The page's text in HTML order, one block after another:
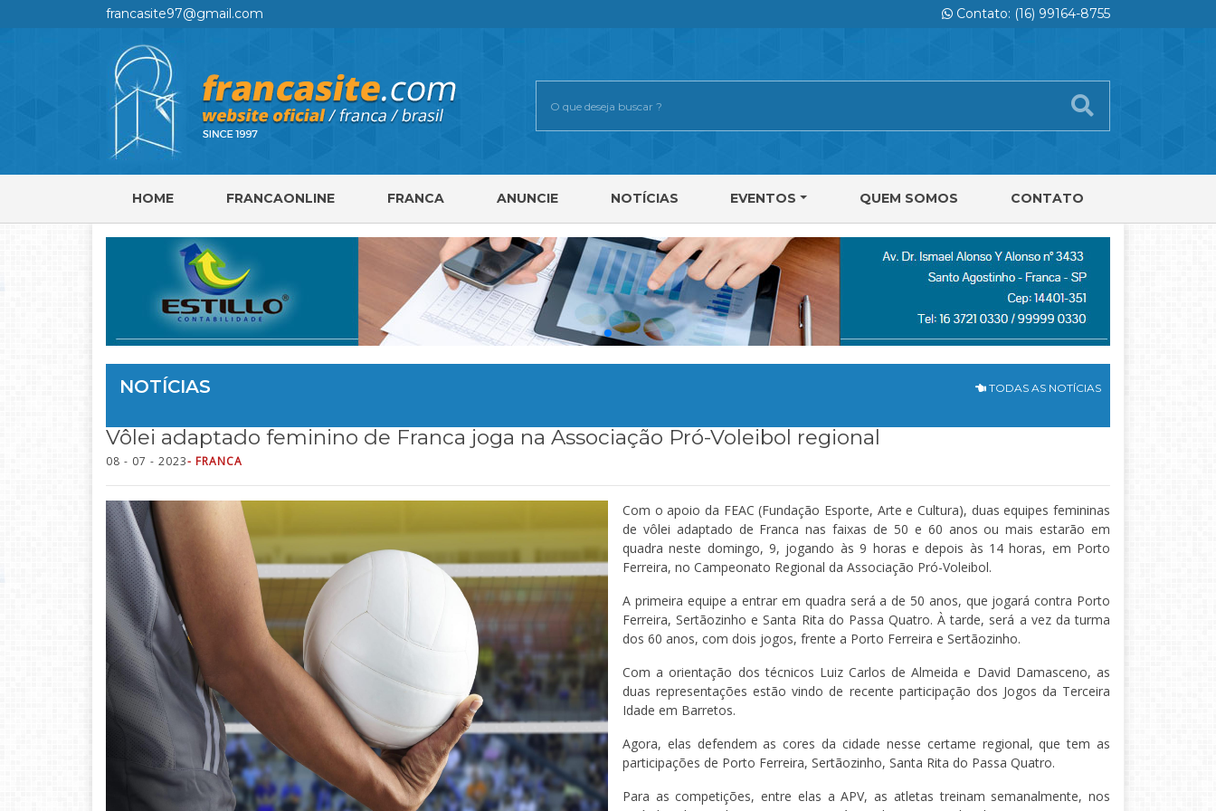
francasite97@gmail.com Contato: (16) 99164-8755
HOME FRANCAONLINE FRANCA ANUNCIE NOTÍCIAS EVENTOS QUEM SOMOS CONTATO
NOTÍCIAS TODAS AS NOTÍCIAS
Vôlei adaptado feminino de Franca joga na Associação Pró-Voleibol regional
08 - 07 - 2023- FRANCA
Com o apoio da FEAC (Fundação Esporte, Arte e Cultura), duas equipes femininas
de vôlei adaptado de Franca nas faixas de 50 e 60 anos ou mais estarão em
quadra neste domingo, 9, jogando às 9 horas e depois às 14 horas, em Porto
Ferreira, no Campeonato Regional da Associação Pró-Voleibol.
A primeira equipe a entrar em quadra será a de 50 anos, que jogará contra Porto
Ferreira, Sertãozinho e Santa Rita do Passa Quatro. À tarde, será a vez da turma
dos 60 anos, com dois jogos, frente a Porto Ferreira e Sertãozinho.
Com a orientação dos técnicos Luiz Carlos de Almeida e David Damasceno, as
duas representações estão vindo de recente participação dos Jogos da Terceira
Idade em Barretos.
Agora, elas defendem as cores da cidade nesse certame regional, que tem as
participações de Porto Ferreira, Sertãozinho, Santa Rita do Passa Quatro.
Para as competições, entre elas a APV, as atletas treinam semanalmente, nos